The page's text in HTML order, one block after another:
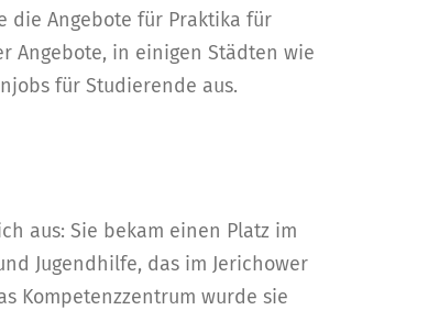
die Angebote für Praktika für
Angebote, in einigen Städten wie
für Studierende aus.
aus: Sie bekam einen Platz im
Jugendhilfe, das im Jerichower
Kompetenzzentrum wurde sie